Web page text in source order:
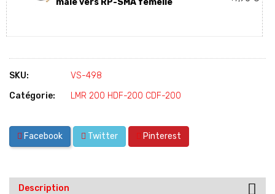
SKU:
VS-498
Catégorie:
LMR 200 HDF-200 CDF-200
Facebook Twitter Pinterest
Description